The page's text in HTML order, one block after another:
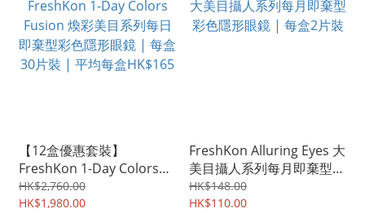
【12盒優惠套裝】
FreshKon 1-Day Colors
Fusion 煥彩美目系列每日
即棄型彩色隱形眼鏡 | 每盒
HK$2,760.00
HK$1,980.00
FreshKon Alluring Eyes 大
美目攝人系列每月即棄型彩
色隱形眼鏡 | 每盒2片裝
HK$148.00
HK$110.00